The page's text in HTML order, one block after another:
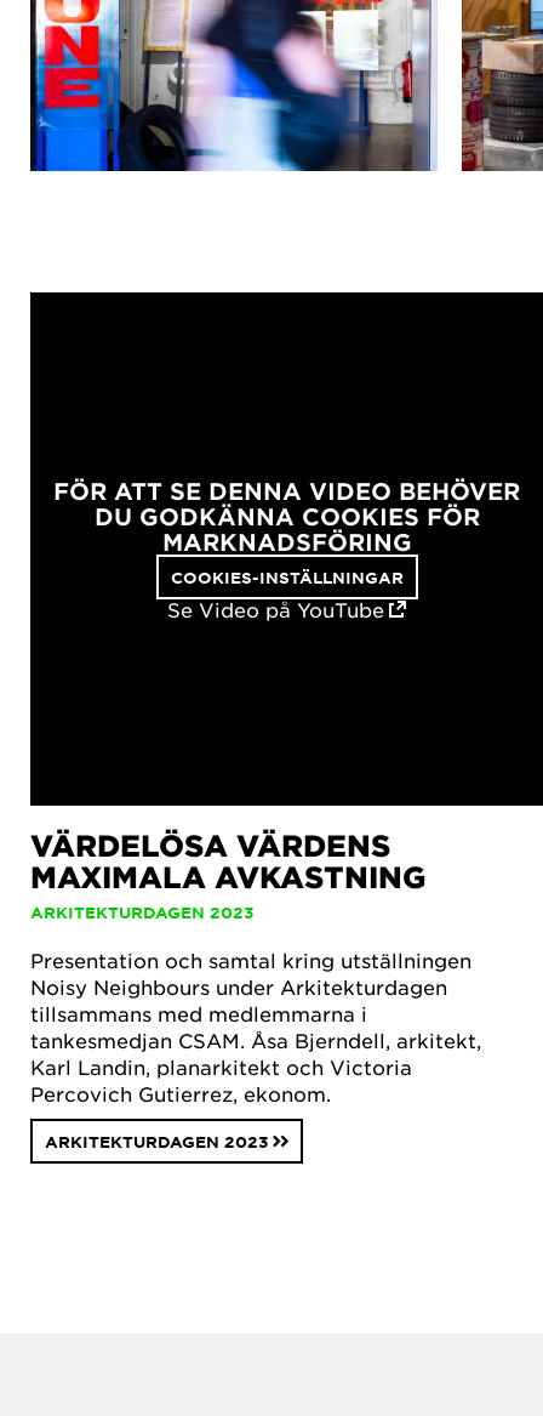
FÖR ATT SE DENNA VIDEO BEHÖVER
DU GODKÄNNA COOKIES FÖR
MARKNADSFÖRING
COOKIES-INSTÄLLNINGAR
Se Video på YouTube
VÄRDELÖSA VÄRDENS
MAXIMALA AVKASTNING
ARKITEKTURDAGEN 2023
Presentation och samtal kring utställningen
Noisy Neighbours under Arkitekturdagen
tillsammans med medlemmarna i
tankesmedjan CSAM. Åsa Bjerndell, arkitekt,
Karl Landin, planarkitekt och Victoria
Percovich Gutierrez, ekonom.
ARKITEKTURDAGEN 2023